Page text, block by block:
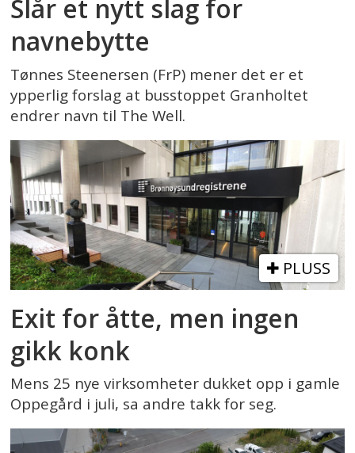
Slår et nytt slag for
navnebytte
Tønnes Steenersen (FrP) mener det er et
ypperlig forslag at busstoppet Granholtet
endrer navn til The Well.
PLUSS
Exit for åtte, men ingen
gikk konk
Mens 25 nye virksomheter dukket opp i gamle
Oppegård i juli, sa andre takk for seg.